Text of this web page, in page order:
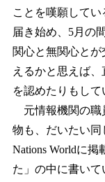
ことを嘆願して
届き始め、5月の
関心と無関心と
えるかと思えば
を認めたりもして
元情報機関の職
物も、だいたい同
Nations Worldに
た」の中に書いて